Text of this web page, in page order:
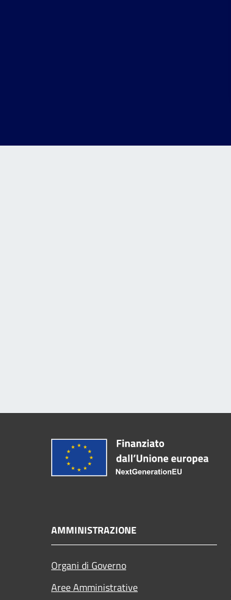
AMMINISTRAZIONE
Organi di Governo
Aree Amministrative